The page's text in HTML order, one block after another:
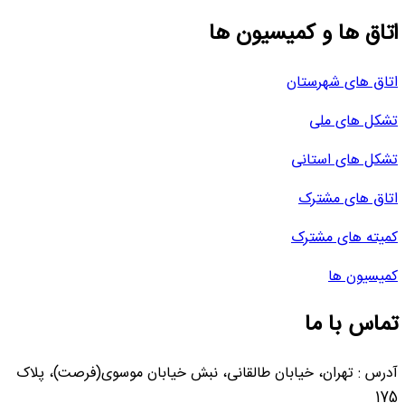
اتاق ها و کمیسیون ها
اتاق های شهرستان
تشکل های ملی
تشکل های استانی
اتاق های مشترک
کمیته های مشترک
کمیسیون ها
تماس با ما
آدرس : تهران، خیابان طالقانی، نبش خیابان موسوی(فرصت)، پلاک
175